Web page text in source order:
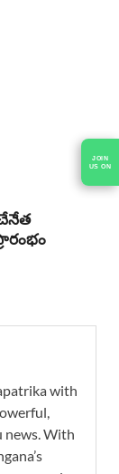
JOIN
US ON
చేనేత
with
news. With